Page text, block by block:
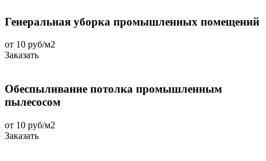
Генеральная уборка промышленных помещений
от 10 руб/м2
Заказать
Обеспыливание потолка промышленным
пылесосом
от 10 руб/м2
Заказать